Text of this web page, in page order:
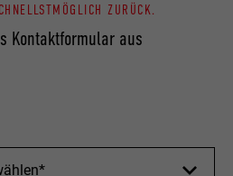
Kontaktformular aus
ZURÜCK.